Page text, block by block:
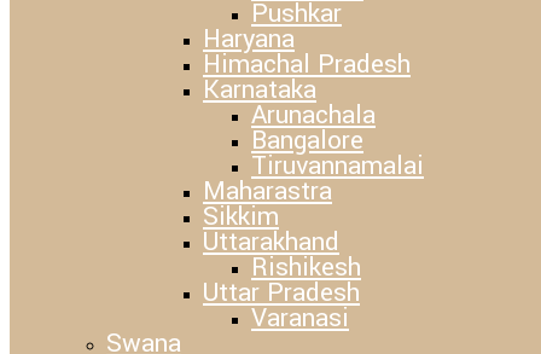
Pushkar
Haryana
Himachal Pradesh
Karnataka
Arunachala
Bangalore
Tiruvannamalai
Maharastra
Sikkim
Uttarakhand
Rishikesh
Uttar Pradesh
Varanasi
Swana